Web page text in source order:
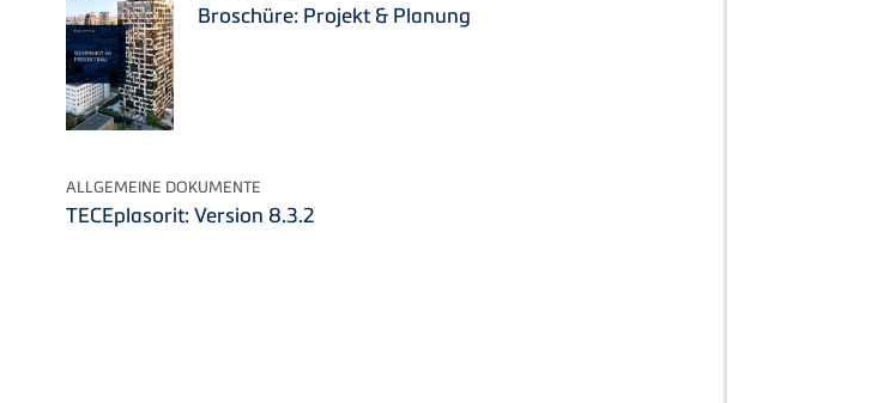
Broschüre: Projekt & Planung
ALLGEMEINE DOKUMENTE
TECEplasorit: Version 8.3.2